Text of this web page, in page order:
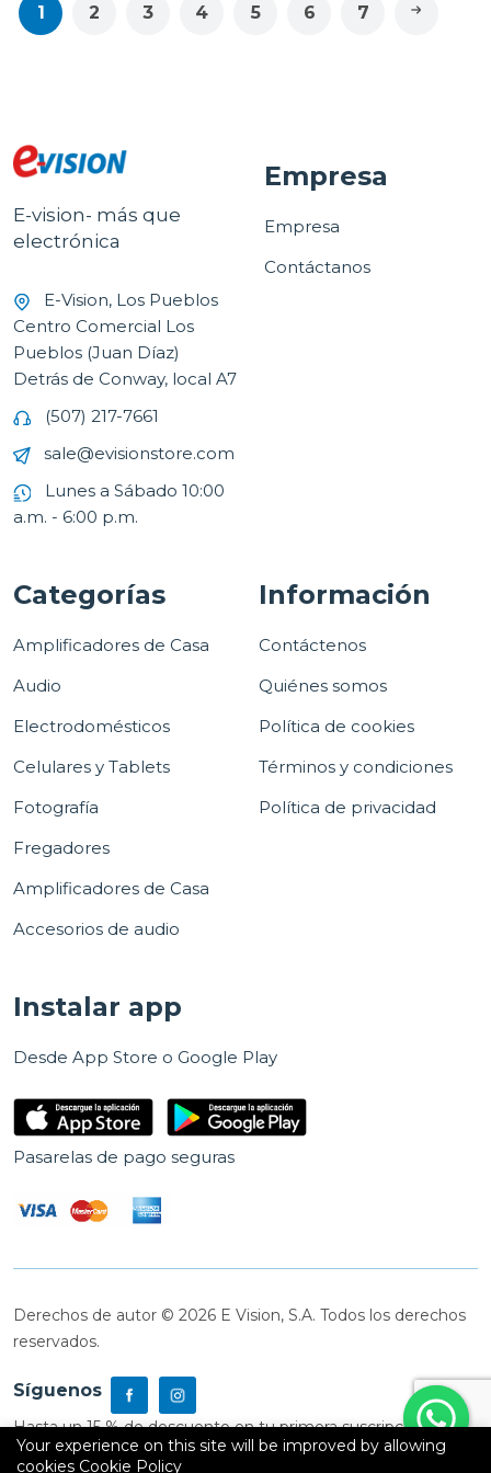
1 2 3 4 5 6 7
E-vision- más que
electrónica
E-Vision, Los Pueblos
Centro Comercial Los
Pueblos (Juan Díaz)
Detrás de Conway, local A7
(507) 217-7661
sale@evisionstore.com
Lunes a Sábado 10:00
a.m. - 6:00 p.m.
Empresa
Empresa
Contáctanos
Categorías
Amplificadores de Casa
Audio
Electrodomésticos
Celulares y Tablets
Fotografía
Fregadores
Amplificadores de Casa
Accesorios de audio
Información
Contáctenos
Quiénes somos
Política de cookies
Términos y condiciones
Política de privacidad
Instalar app
Desde App Store o Google Play
Pasarelas de pago seguras
Derechos de autor © 2026 E Vision, S.A. Todos los derechos
reservados.
Síguenos
Hasta un 15 % de descuento en tu primera suscripción
Your experience on this site will be improved by allowing
cookies Cookie Policy